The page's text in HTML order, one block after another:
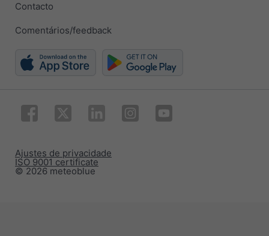
Contacto
Comentários/feedback
© 2026 meteoblue
ISO 9001 certificate
Ajustes de privacidade